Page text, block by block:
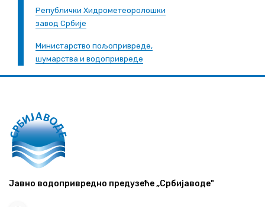
Републички Хидрометеоролошки
завод Србије
Министарство пољопривреде,
шумарства и водопривреде
Јавно водопривредно предузеће „Србијаводе"